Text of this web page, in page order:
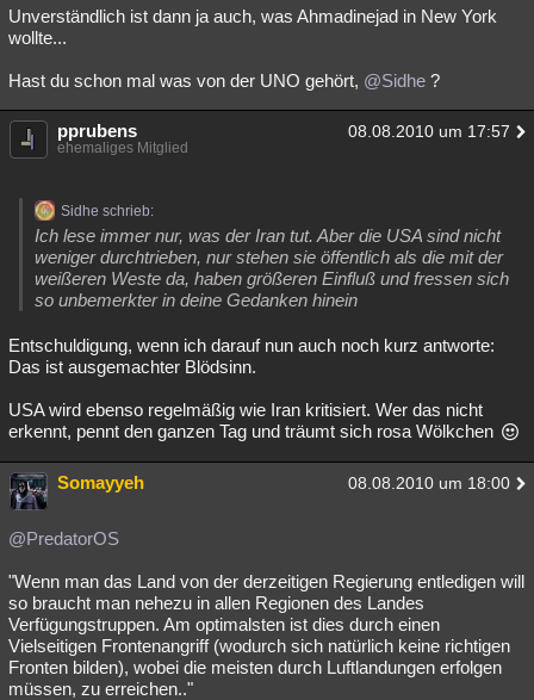
Astronomie Helpdesk Gruppen Gaming Filme
Musik Verbesserungen Allmystery English
Übersichten
Besucht Teilgenommen Geschlossen
Unverständlich ist dann ja auch, was Ahmadinejad in New York
wollte...
Hast du schon mal was von der UNO gehört, @Sidhe ?
pprubens 08.08.2010 um 17:57
ehemaliges Mitglied
Sidhe schrieb:
Ich lese immer nur, was der Iran tut. Aber die USA sind nicht
weniger durchtrieben, nur stehen sie öffentlich als die mit der
weißeren Weste da, haben größeren Einfluß und fressen sich
so unbemerkter in deine Gedanken hinein
Entschuldigung, wenn ich darauf nun auch noch kurz antworte:
Das ist ausgemachter Blödsinn.
USA wird ebenso regelmäßig wie Iran kritisiert. Wer das nicht
erkennt, pennt den ganzen Tag und träumt sich rosa Wölkchen
Somayyeh 08.08.2010 um 18:00
@PredatorOS
"Wenn man das Land von der derzeitigen Regierung entledigen will
so braucht man nehezu in allen Regionen des Landes
Verfügungstruppen. Am optimalsten ist dies durch einen
Vielseitigen Frontenangriff (wodurch sich natürlich keine richtigen
Fronten bilden), wobei die meisten durch Luftlandungen erfolgen
müssen, zu erreichen.."